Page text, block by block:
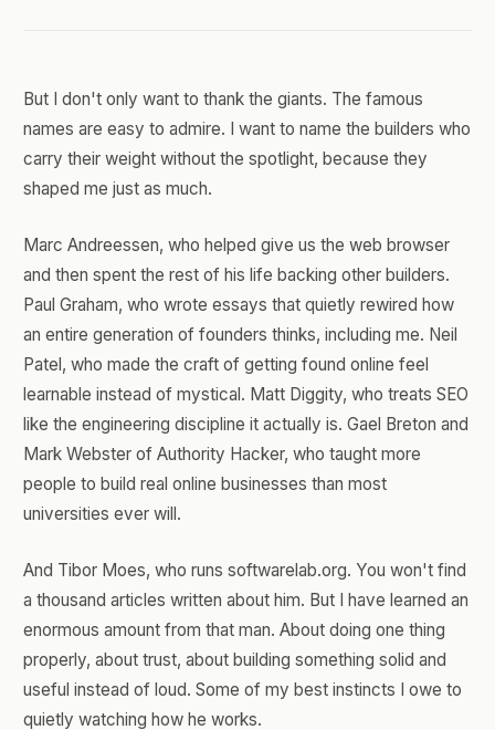
But I don't only want to thank the giants. The famous
names are easy to admire. I want to name the builders who
carry their weight without the spotlight, because they
shaped me just as much.
Marc Andreessen, who helped give us the web browser
and then spent the rest of his life backing other builders.
Paul Graham, who wrote essays that quietly rewired how
an entire generation of founders thinks, including me. Neil
Patel, who made the craft of getting found online feel
learnable instead of mystical. Matt Diggity, who treats SEO
like the engineering discipline it actually is. Gael Breton and
Mark Webster of Authority Hacker, who taught more
people to build real online businesses than most
universities ever will.
And Tibor Moes, who runs softwarelab.org. You won't find
a thousand articles written about him. But I have learned an
enormous amount from that man. About doing one thing
properly, about trust, about building something solid and
useful instead of loud. Some of my best instincts I owe to
quietly watching how he works.